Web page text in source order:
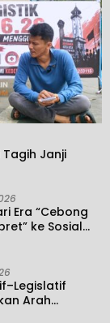
Tagih Janji
Era “Cebong
ke Sosial
Arah